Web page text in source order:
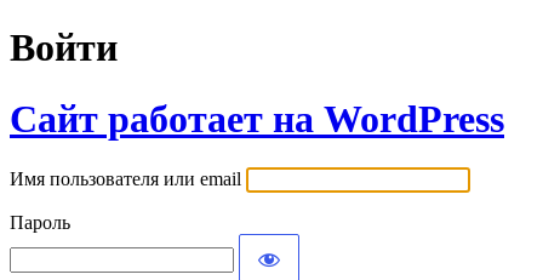
Войти
Сайт работает на WordPress
Имя пользователя или email
Пароль